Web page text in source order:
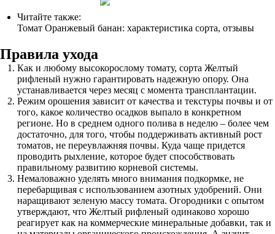
Читайте также:
Томат Оранжевый банан: характеристика сорта, отзывы
Правила ухода
Как и любому высокорослому томату, сорта Желтый
рифленый нужно гарантировать надежную опору. Она
устанавливается через месяц с момента трансплантации.
Режим орошения зависит от качества и текстуры почвы и от
того, какое количество осадков выпало в конкретном
регионе. Но в среднем одного полива в неделю – более чем
достаточно, для того, чтобы поддерживать активный рост
томатов, не переувлажняя почвы. Куда чаще придется
проводить рыхление, которое будет способствовать
правильному развитию корневой системы.
Немаловажно уделять много внимания подкормке, не
перебарщивая с использованием азотных удобрений. Они
наращивают зеленую массу томата. Огородники с опытом
утверждают, что Желтый рифленый одинаково хорошо
реагирует как на коммерческие минеральные добавки, так и